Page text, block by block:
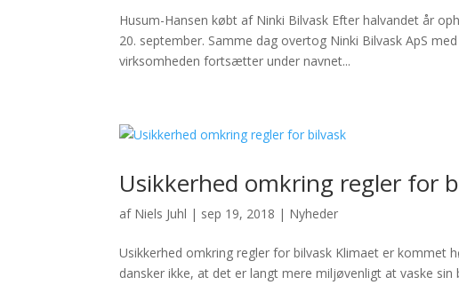
Husum-Hansen købt af Ninki Bilvask Efter halvandet år
20. september. Samme dag overtog Ninki Bilvask ApS
virksomheden fortsætter under navnet...
Usikkerhed omkring regler for
af Niels Juhl | sep 19, 2018 | Nyheder
Usikkerhed omkring regler for bilvask Klimaet er kommet
dansker ikke, at det er langt mere miljøvenligt at vaske